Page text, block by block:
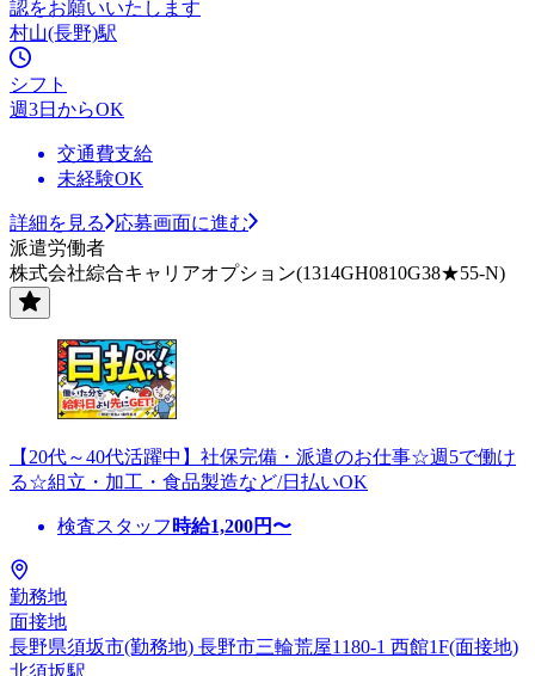
認をお願いいたします
村山(長野)駅
シフト
週3日からOK
交通費支給
未経験OK
詳細を見る
応募画面に進む
派遣労働者
株式会社綜合キャリアオプション(1314GH0810G38★55-N)
【20代～40代活躍中】社保完備・派遣のお仕事☆週5で働け
る☆組立・加工・食品製造など/日払いOK
検査スタッフ 時給1,200円〜
勤務地
面接地
長野県須坂市(勤務地) 長野市三輪荒屋1180-1 西館1F(面接地)
北須坂駅